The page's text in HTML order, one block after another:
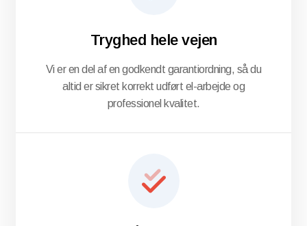
Tryghed hele vejen
Vi er en del af en godkendt garantiordning, så du
altid er sikret korrekt udført el-arbejde og
professionel kvalitet.